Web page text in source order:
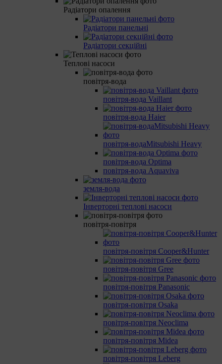
Радіатори опалення
Радіатори панельні
Радіатори секційні
Теплові насоси
повітря-вода
повітря-вода Vaillant
повітря-вода Haier
повітря-водаMitsubishi Heavy
повітря-вода Optima
повітря-вода Aquaviva
земля-вода
Інверторні теплові насоси
повітря-повітря
повітря-повітря Cooper&Hunter
повітря-повітря Gree
повітря-повітря Panasonic
повітря-повітря Osaka
повітря-повітря Neoclima
повітря-повітря Midea
повітря-повітря Leberg